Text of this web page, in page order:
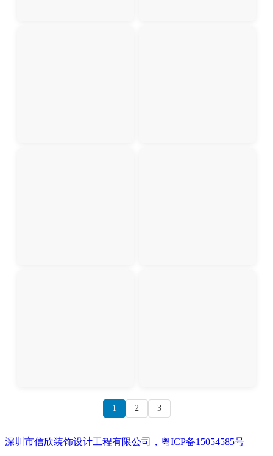
1 2 3
深圳市信欣装饰设计工程有限公司，粤ICP备15054585号